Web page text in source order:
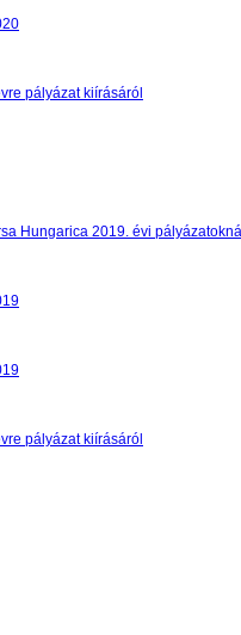
pályázat kiírásáról
Hungarica 2019. évi
pályázat kiírásáról